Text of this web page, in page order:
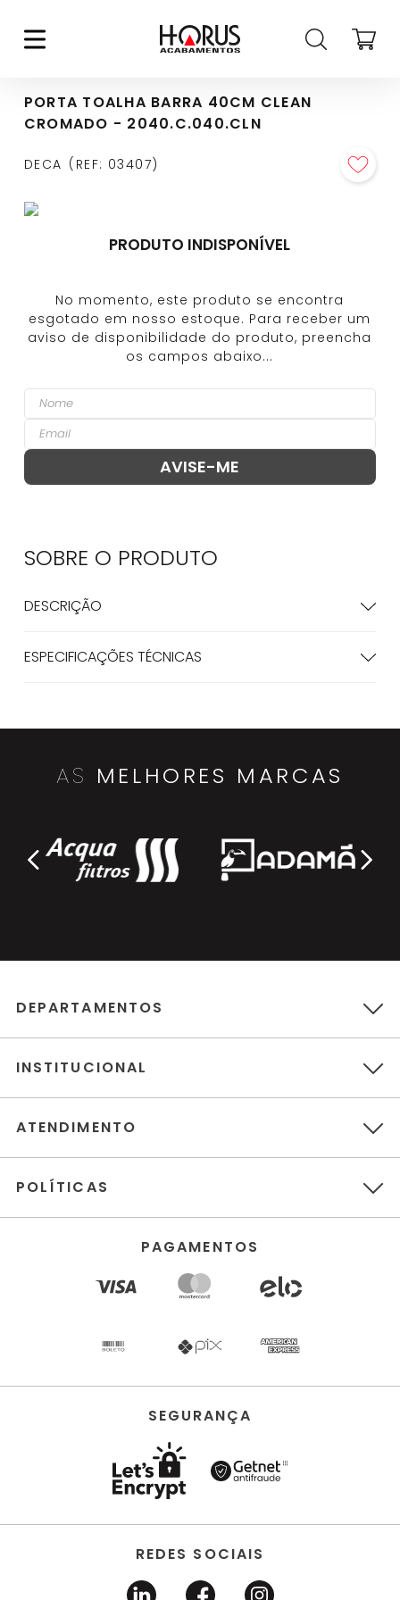
PORTA TOALHA BARRA 40CM CLEAN
CROMADO - 2040.C.040.CLN
DECA REF: 03407
PRODUTO INDISPONÍVEL
SOBRE O PRODUTO
DESCRIÇÃO
ESPECIFICAÇÕES TÉCNICAS
AS MELHORES MARCAS
DEPARTAMENTOS
INSTITUCIONAL
ATENDIMENTO
POLÍTICAS
PAGAMENTOS
SEGURANÇA
REDES SOCIAIS